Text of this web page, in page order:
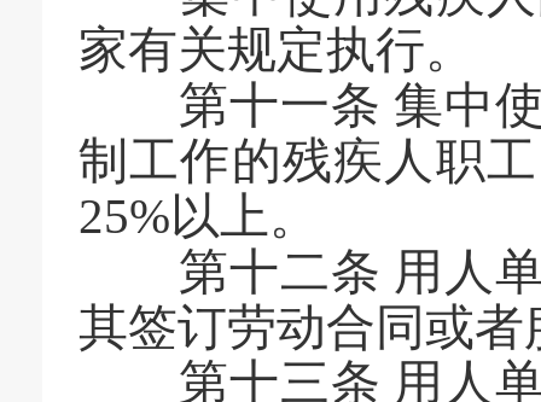
家有关规定执行。
第十一条 集中使
制工作的残疾人职
25%以上。
第十二条 用人单
其签订劳动合同或者
第十三条 用人单